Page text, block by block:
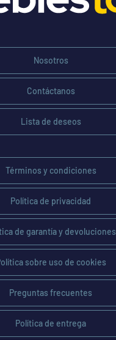
Nosotros
Contáctanos
Lista de deseos
Términos y condiciones
Política de privacidad
de garantía y devoluciones
sobre uso de cookies
Preguntas frecuentes
Política de entrega